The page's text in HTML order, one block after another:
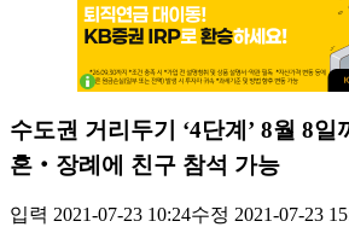
수도권 거리두기 ‘4단계’ 8월 8
혼‧장례에 친구 참석 가능
입력 2021-07-23 10:24수정 2021-07-23